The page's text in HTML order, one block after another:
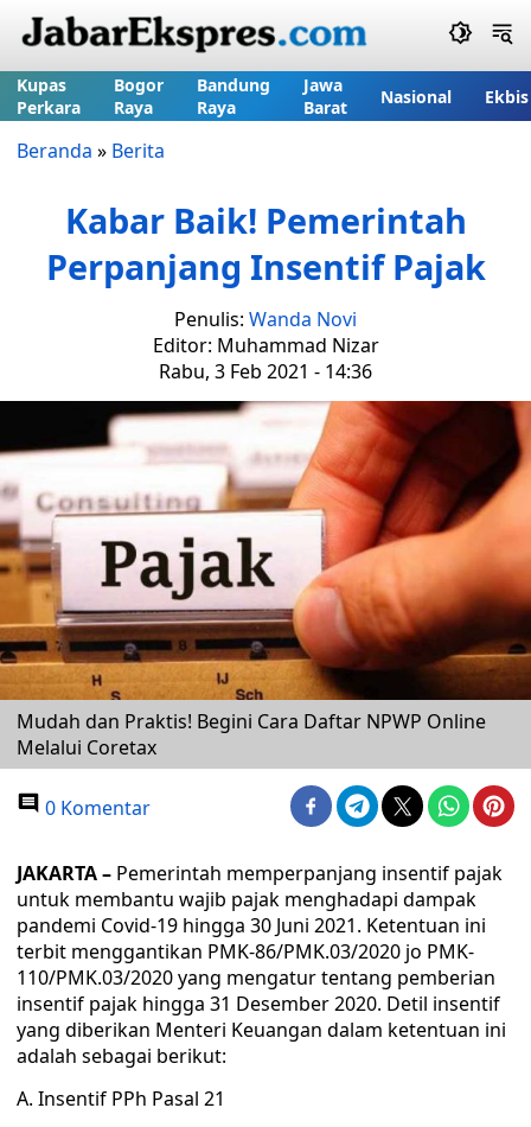
Kupas
Perkara
Bogor
Raya
Bandung
Raya
Jawa
Barat
Nasional Ekbis
Beranda » Berita
Kabar Baik! Pemerintah
Perpanjang Insentif Pajak
Penulis: Wanda Novi
Editor: Muhammad Nizar
Rabu, 3 Feb 2021 - 14:36
Mudah dan Praktis! Begini Cara Daftar NPWP Online
Melalui Coretax
0 Komentar
JAKARTA – Pemerintah memperpanjang insentif pajak
untuk membantu wajib pajak menghadapi dampak
pandemi Covid-19 hingga 30 Juni 2021. Ketentuan ini
terbit menggantikan PMK-86/PMK.03/2020 jo PMK-
110/PMK.03/2020 yang mengatur tentang pemberian
insentif pajak hingga 31 Desember 2020. Detil insentif
yang diberikan Menteri Keuangan dalam ketentuan ini
adalah sebagai berikut:
A. Insentif PPh Pasal 21